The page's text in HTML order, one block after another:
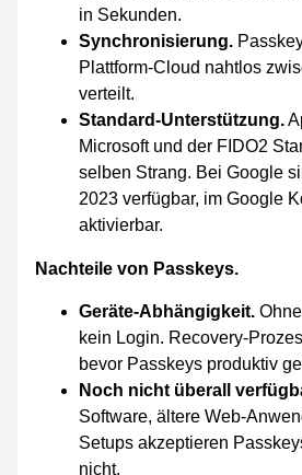
in Sekunden.
Synchronisierung.
Plattform-Cloud nahtlos
verteilt.
Standard-Unterstützung.
Microsoft und der FIDO2
selben Strang. Bei Google
2023 verfügbar, im Google
aktivierbar.
Nachteile von Passkeys.
Geräte-Abhängigkeit.Ohne
kein Login. Recovery-
bevor Passkeys produktiv
Noch nicht überall
Software, ältere Web-
Setups akzeptieren
nicht.